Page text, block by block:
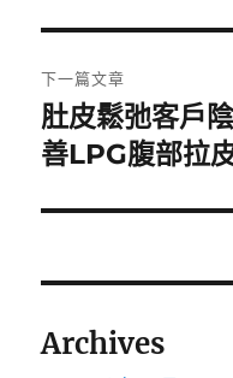
覽
文
章:
下一篇文章
下
一
文
肚皮鬆弛客戶
善LPG腹部拉
Archives